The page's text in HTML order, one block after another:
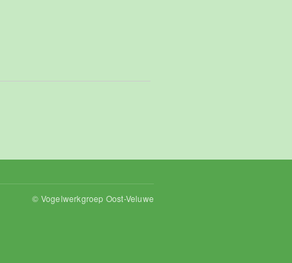
© Vogelwerkgroep Oost-Veluwe